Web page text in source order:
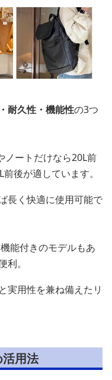
耐久性・機能性の3つ
ノートだけなら20L前
後が適しています。
長く快適に使用可能で
能付きのモデルもあ
。
実用性を兼ね備えたリ
用法